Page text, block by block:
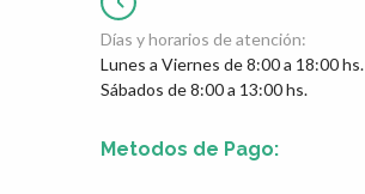
Días y horarios de atención:
Lunes a Viernes de 8:00 a 18:00 hs.
Sábados de 8:00 a 13:00 hs.
Metodos de Pago: